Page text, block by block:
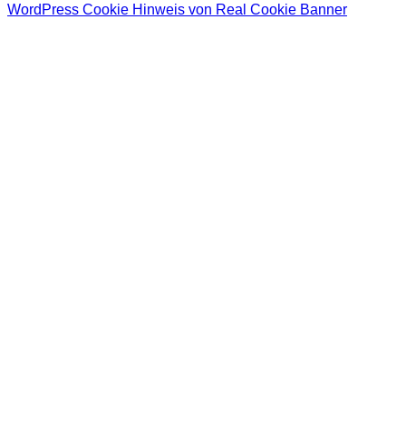
WordPress Cookie Hinweis von Real Cookie Banner